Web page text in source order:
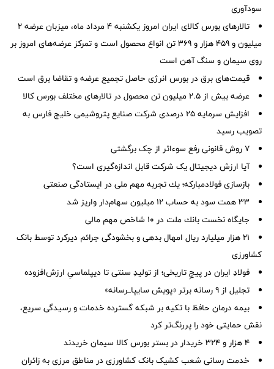
سودآوری
تالارهای بورس کالای ایران امروز یکشنبه ۴ مرداد ماه، میزبان عرضه ۲
میلیون و ۴۵۹ هزار و ۳۶۹ تن انواع محصول است و تمرکز عرضه‌های امروز بر
روی سیمان و سنگ آهن است
قیمت‌های برق در بورس انرژی حاصل تجمیع عرضه و تقاضا برق است
عرضه بیش از ۲.۵ میلیون تن محصول در تالارهای مختلف بورس کالا
افزایش سرمایه ۲۵ درصدی شرکت صنایع پتروشیمی خلیج فارس به
تصویب رسید
۷ روش قانونی رفع سوء‌اثر از چک برگشتی
آیا ارزش دیجیتال یک شرکت قابل اندازه‌گیری است؟
بازسازی فولادمباركه؛ یك تجربه مهم ملی در ایستادگی صنعتی
۳۳ همت سود به حساب ۱۲ میلیون سهام‌دار واریز شد
جایگاه نخست بانك ملت در ۱۰ شاخص مهم مالی
21 هزار میلیارد ریال امهال بدهی و بخشودگی جرائم دیرکرد توسط بانک
کشاورزی
فولادِ ایران در پیچِ تاریخی؛ از تولیدِ سنتی تا دیپلماسیِ ارزش‌افزوده
تجلیل از ۹ رسانه برتر «پویش سایپا_رسانه»
بیمه درمان حافظ با تکیه بر شبکه گسترده خدمات و رسیدگی سریع،
نقش حمایتی خود را پررنگ‌تر کرد
۴ هزار و ۳۲۴ خریدار در بستر بورس کالا سیمان خریدند
خدمت رسانی شعب کشیک بانک کشاورزی در مناطق مرزی به زائران